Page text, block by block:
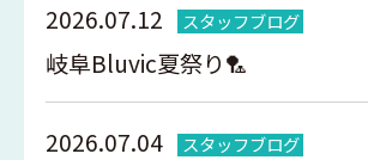
2026.07.12 スタッフブログ
岐阜Bluvic夏祭り🏸
2026.07.04 スタッフブログ